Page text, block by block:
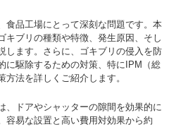
食品工場にとって深刻な問題です。本
キブリの種類や特徴、発生原因、そし
します。さらに、ゴキブリの侵入を防
に駆除するための対策、特にIPM（総
法を詳しくご紹介します。
、ドアやシャッターの隙間を効果的に
容易な設置と高い費用対効果から約